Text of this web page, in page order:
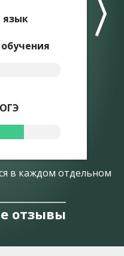
язык
в каждом отдельном
отзывы